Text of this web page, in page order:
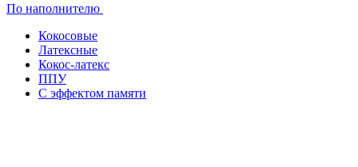
По наполнителю
Кокосовые
Латексные
Кокос-латекс
ППУ
С эффектом памяти